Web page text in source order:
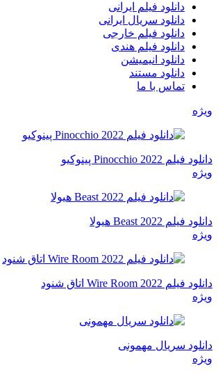
دانلود فیلم ایرانی
دانلود سریال ایرانی
دانلود فیلم خارجی
دانلود فیلم هندی
دانلود انیمیشن
دانلود مستند
تماس با ما
ویژه
دانلود فیلم Pinocchio 2022 پینوکیو
ویژه
دانلود فیلم Beast 2022 هیولا
ویژه
دانلود فیلم Wire Room 2022 اتاق شنود
ویژه
دانلود سریال مهمونی
ویژه